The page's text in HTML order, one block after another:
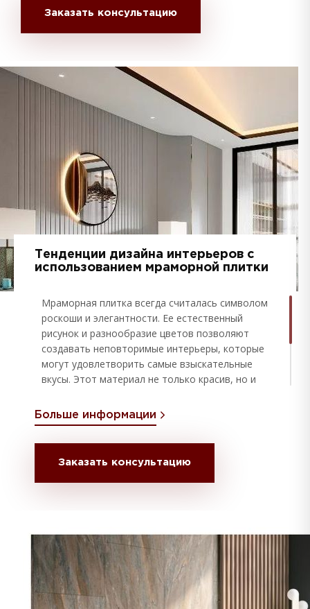
Заказать консультацию
Тенденции дизайна интерьеров с
использованием мраморной плитки
Мраморная плитка всегда считалась символом
роскоши и элегантности. Ее естественный
рисунок и разнообразие цветов позволяют
создавать неповторимые интерьеры, которые
могут удовлетворить самые взыскательные
вкусы. Этот материал не только красив, но и
выбором для отделки помещений. Мрамор
может быть полированным, шлифованным или
Больше информации
Заказать консультацию